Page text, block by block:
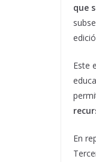
que
Este
En